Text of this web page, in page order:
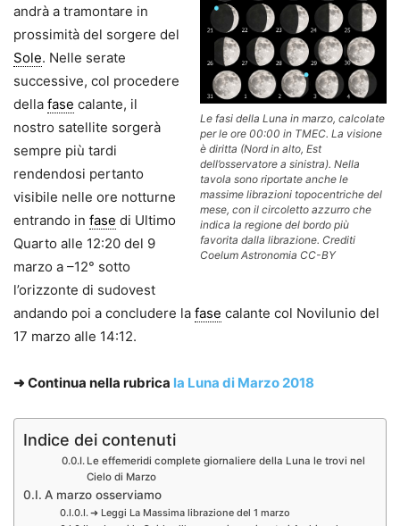
Le fasi della Luna in marzo, calcolate
per le ore 00:00 in TMEC. La visione
è diritta (Nord in alto, Est
dell’osservatore a sinistra). Nella
tavola sono riportate anche le
massime librazioni topocentriche del
mese, con il circoletto azzurro che
indica la regione del bordo più
favorita dalla librazione. Crediti
Coelum Astronomia CC-BY
andrà a tramontare in
prossimità del sorgere del
Sole. Nelle serate
successive, col procedere
della fase calante, il
nostro satellite sorgerà
sempre più tardi
rendendosi pertanto
visibile nelle ore notturne
entrando in fase di Ultimo
Quarto alle 12:20 del 9
marzo a –12° sotto
l’orizzonte di sudovest
andando poi a concludere la fase calante col Novilunio del
17 marzo alle 14:12.
➜ Continua nella rubrica la Luna di Marzo 2018
Indice dei contenuti
Le effemeridi complete giornaliere della Luna le trovi nel
Cielo di Marzo
A marzo osserviamo
➜ Leggi La Massima librazione del 1 marzo